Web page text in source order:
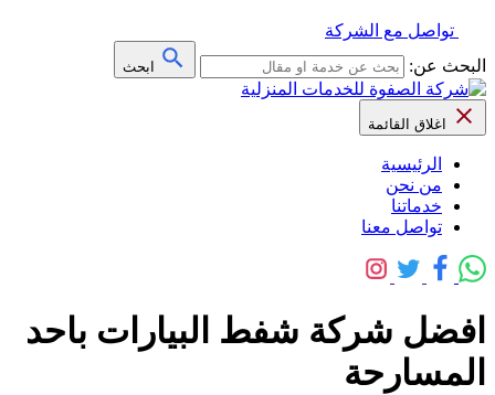
تواصل مع الشركة
البحث عن:
ابحث
اغلاق القائمة
الرئيسية
من نحن
خدماتنا
تواصل معنا
افضل شركة شفط البيارات باحد
المسارحة